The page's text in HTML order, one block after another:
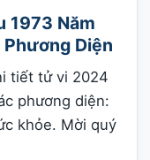
1973 Năm
Diện
tiết tử vi 2024
phương diện:
khỏe. Mời quý